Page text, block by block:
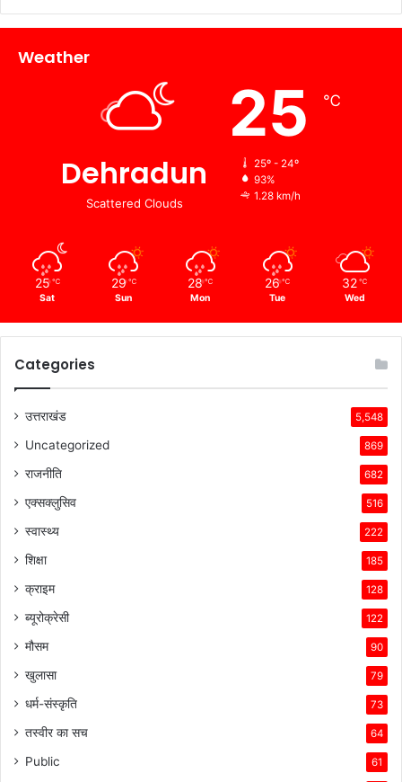
Weather
Dehradun
Scattered Clouds
25 ℃
25º - 24º
93%
1.28 km/h
25 ℃
Sat
29 ℃
Sun
28 ℃
Mon
26 ℃
Tue
32 ℃
Wed
Categories
उत्तराखंड 5,548
Uncategorized 869
राजनीति 682
एक्सक्लुसिव 516
स्वास्थ्य 222
शिक्षा 185
क्राइम 128
ब्यूरोक्रेसी 122
मौसम 90
खुलासा 79
धर्म-संस्कृति 73
तस्वीर का सच 64
Public 61